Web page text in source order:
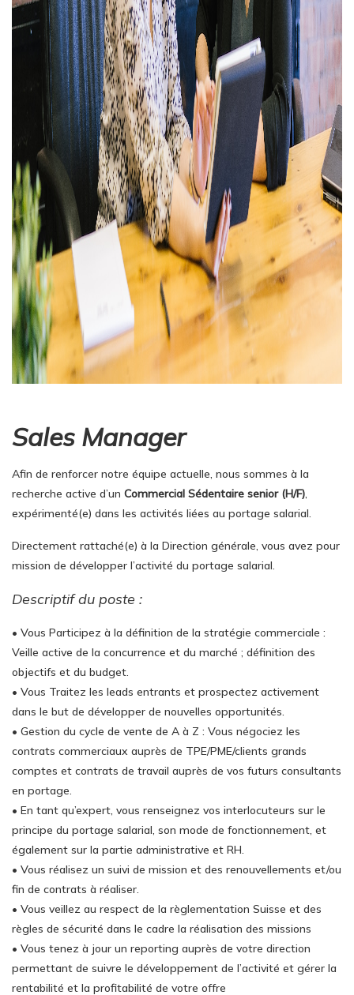
Sales Manager
Afin de renforcer notre équipe actuelle, nous sommes à la
recherche active d’un Commercial Sédentaire senior (H/F),
expérimenté(e) dans les activités liées au portage salarial.
Directement rattaché(e) à la Direction générale, vous avez pour
mission de développer l’activité du portage salarial.
Descriptif du poste :
• Vous Participez à la définition de la stratégie commerciale :
Veille active de la concurrence et du marché ; définition des
objectifs et du budget.
• Vous Traitez les leads entrants et prospectez activement
dans le but de développer de nouvelles opportunités.
• Gestion du cycle de vente de A à Z : Vous négociez les
contrats commerciaux auprès de TPE/PME/clients grands
comptes et contrats de travail auprès de vos futurs consultants
en portage.
• En tant qu’expert, vous renseignez vos interlocuteurs sur le
principe du portage salarial, son mode de fonctionnement, et
également sur la partie administrative et RH.
• Vous réalisez un suivi de mission et des renouvellements et/ou
fin de contrats à réaliser.
• Vous veillez au respect de la règlementation Suisse et des
règles de sécurité dans le cadre la réalisation des missions
• Vous tenez à jour un reporting auprès de votre direction
permettant de suivre le développement de l’activité et gérer la
rentabilité et la profitabilité de votre offre